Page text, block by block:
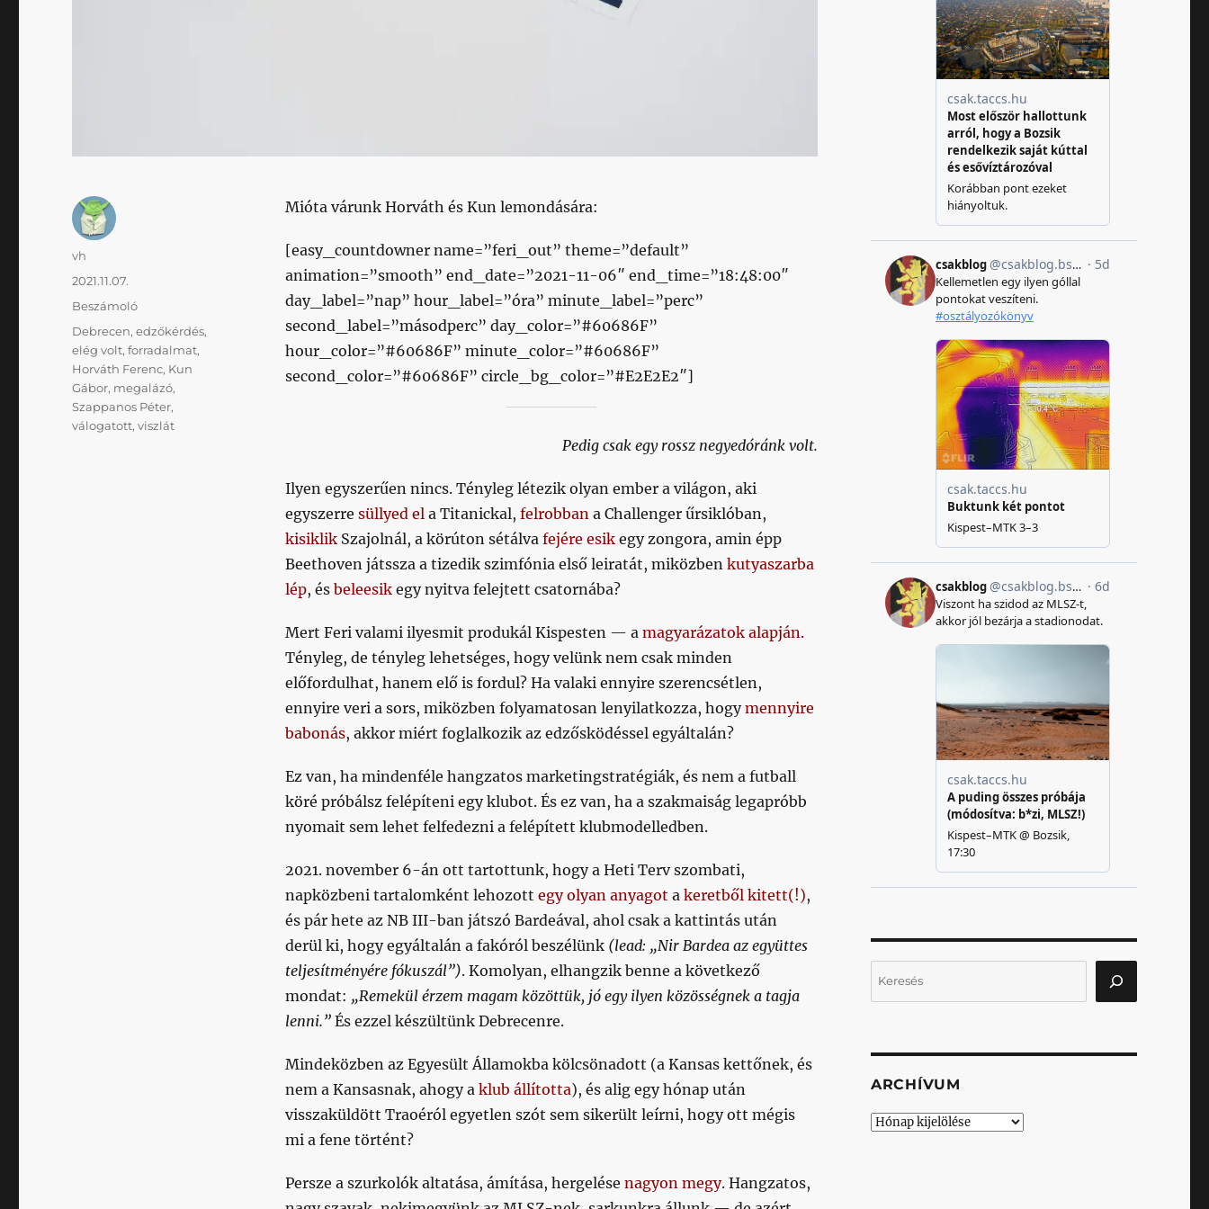
Mióta várunk Horváth és Kun lemondására:
[easy_countdowner name=”feri_out” theme=”default”
animation=”smooth” end_date=”2021-11-06″ end_time=”18:48:00″
day_label=”nap” hour_label=”óra” minute_label=”perc”
second_label=”másodperc” day_color=”#60686F”
hour_color=”#60686F” minute_color=”#60686F”
second_color=”#60686F” circle_bg_color=”#E2E2E2″]
Pedig csak egy rossz negyedóránk volt.
Ilyen egyszerűen nincs. Tényleg létezik olyan ember a világon, aki
egyszerre süllyed el a Titanickal, felrobban a Challenger űrsiklóban,
kisiklikSzajolnál, a körúton sétálva fejére esikegy zongora, amin épp
Beethoven játssza a tizedik szimfónia első leiratát, miközben kutyaszarba
lép, és beleesikegy nyitva felejtett csatornába?
Mert Feri valami ilyesmit produkál Kispesten — a magyarázatok alapján.
Tényleg, de tényleg lehetséges, hogy velünk nem csak minden
előfordulhat, hanem elő is fordul? Ha valaki ennyire szerencsétlen,
ennyire veri a sors, miközben folyamatosan lenyilatkozza, hogymennyire
babonás, akkor miért foglalkozik az edzősködéssel egyáltalán?
Ez van, ha mindenféle hangzatos marketingstratégiák, és nem a futball
köré próbálsz felépíteni egy klubot. És ez van, ha a szakmaiság legapróbb
nyomait sem lehet felfedezni a felépített klubmodelledben.
2021. november 6-án ott tartottunk, hogy a Heti Terv szombati,
napközbeni tartalomként lehozott egy olyan anyagot a keretből kitett(!),
és pár hete az NB III-ban játszó Bardeával, ahol csak a kattintás után
derül ki, hogy egyáltalán a fakóról beszélünk (lead: „Nir Bardea az együttes
teljesítményére fókuszál”). Komolyan, elhangzik benne a következő
mondat: „Remekül érzem magam közöttük, jó egy ilyen közösségnek a tagja
lenni.”És ezzel készültünk Debrecenre.
Mindeközben az Egyesült Államokba kölcsönadott (a Kansas kettőnek, és
nem a Kansasnak, ahogy a klub állította), és alig egy hónap után
visszaküldött Traoéról egyetlen szót sem sikerült leírni, hogy ott mégis
mi a fene történt?
Persze a szurkolók altatása, ámítása, hergelése nagyon megy. Hangzatos,
Szerző
vh
Közzétéve
2021.11.07.
Kategória
Beszámoló
Címke
Debrecen,edzőkérdés,
elég volt,forradalmat,
Horváth Ferenc, Kun
Gábor, megalázó,
Szappanos Péter,
válogatott,viszlát
ARCHÍVUM
Archívum